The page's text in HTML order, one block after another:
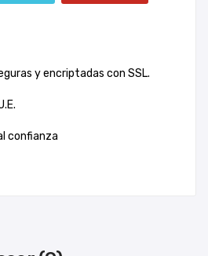
y encriptadas con SSL.
confianza